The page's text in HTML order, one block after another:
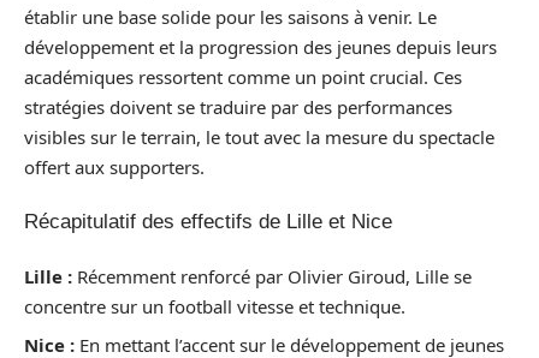
établir une base solide pour les saisons à venir. Le
développement et la progression des jeunes depuis leurs
académiques ressortent comme un point crucial. Ces
stratégies doivent se traduire par des performances
visibles sur le terrain, le tout avec la mesure du spectacle
offert aux supporters.
Récapitulatif des effectifs de Lille et Nice
Lille : Récemment renforcé par Olivier Giroud, Lille se
concentre sur un football vitesse et technique.
Nice : En mettant l’accent sur le développement de jeunes